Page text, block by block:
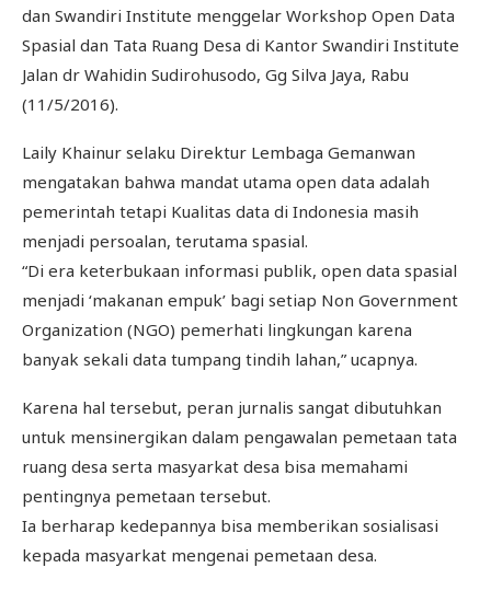
dan Swandiri Institute menggelar Workshop Open Data
Spasial dan Tata Ruang Desa di Kantor Swandiri Institute
Jalan dr Wahidin Sudirohusodo, Gg Silva Jaya, Rabu
(11/5/2016).
Laily Khainur selaku Direktur Lembaga Gemanwan
mengatakan bahwa mandat utama open data adalah
pemerintah tetapi Kualitas data di Indonesia masih
menjadi persoalan, terutama spasial.
“Di era keterbukaan informasi publik, open data spasial
menjadi ‘makanan empuk’ bagi setiap Non Government
Organization (NGO) pemerhati lingkungan karena
banyak sekali data tumpang tindih lahan,” ucapnya.
Karena hal tersebut, peran jurnalis sangat dibutuhkan
untuk mensinergikan dalam pengawalan pemetaan tata
ruang desa serta masyarkat desa bisa memahami
pentingnya pemetaan tersebut.
Ia berharap kedepannya bisa memberikan sosialisasi
kepada masyarkat mengenai pemetaan desa.